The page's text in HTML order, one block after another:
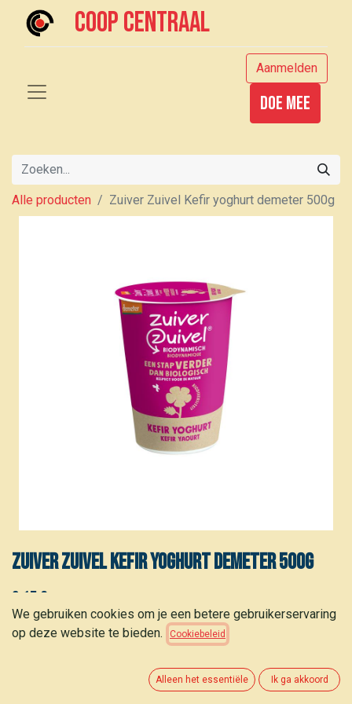
Coop centraal
Aanmelden
Doe mee
Alle producten Zuiver Zuivel Kefir yoghurt demeter 500g
Zuiver Zuivel Kefir yoghurt demeter 500g
2,15 €
TOEVOEGEN AAN WINKELMANDJE
We gebruiken cookies om je een betere gebruikerservaring
op deze website te bieden.
Cookiebeleid
Alleen het essentiële Ik ga akkoord